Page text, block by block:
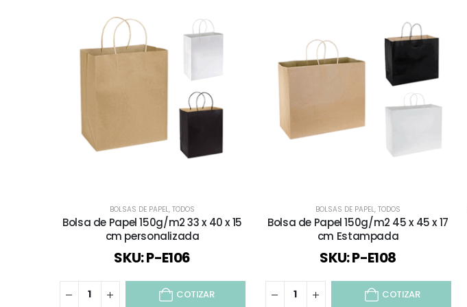
BOLSAS DE PAPEL, TODOS
Bolsa de Papel 150g/m2 33 x 40 x 15
cm personalizada
SKU: P-E106
COTIZAR
BOLSAS DE PAPEL, TODOS
Bolsa de Papel 150g/m2 45 x 45 x 17
cm Estampada
SKU: P-E108
COTIZAR